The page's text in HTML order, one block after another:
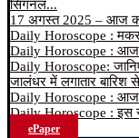
सिगनल...
17 अगस्त 2025 – आज
Daily Horoscope : मकर
Daily Horoscope : आज
Daily Horoscope:
जालंधर में लगातार
Daily Horoscope : आज
Daily Horoscope : इस
ePaper